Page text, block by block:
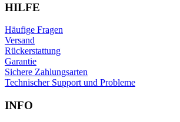
HILFE
Häufige Fragen
Versand
Rückerstattung
Garantie
Sichere Zahlungsarten
Technischer Support und Probleme
INFO